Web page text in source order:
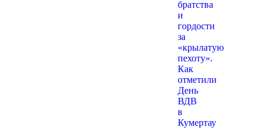
братства
и
гордости
за
«крылатую
пехоту».
Как
отметили
День
ВДВ
в
Кумертау